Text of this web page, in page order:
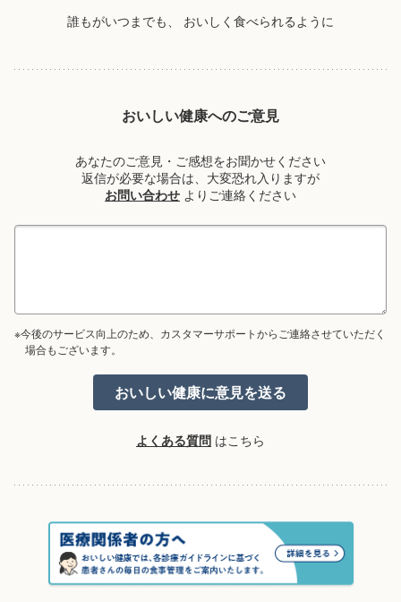
誰もがいつまでも、 おいしく食べられるように
おいしい健康へのご意見
あなたのご意見・ご感想をお聞かせください
返信が必要な場合は、大変恐れ入りますが
お問い合わせ よりご連絡ください
※今後のサービス向上のため、カスタマーサポートからご連絡させていただく
場合もございます。
よくある質問 はこちら